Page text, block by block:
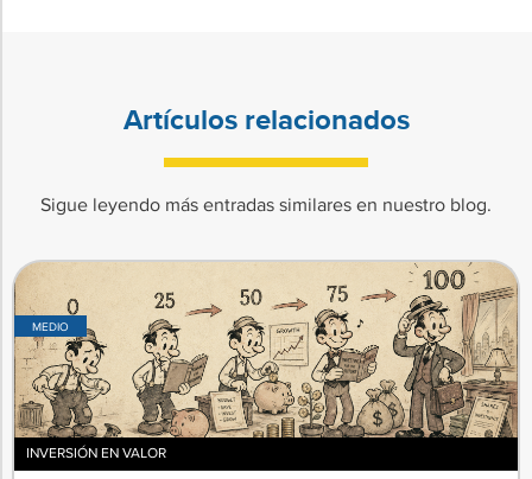
Artículos relacionados
Sigue leyendo más entradas similares en nuestro blog.
MEDIO
INVERSIÓN EN VALOR